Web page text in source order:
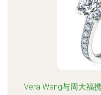
Vera Wang与周大福